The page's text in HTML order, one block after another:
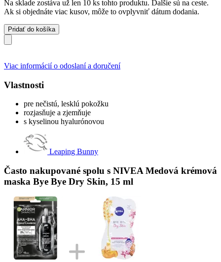
Na sklade zostáva už len 10 ks tohto produktu. Ďalšie sú na ceste.
Ak si objednáte viac kusov, môže to ovplyvniť dátum dodania.
Pridať do košíka
Viac informácií o odoslaní a doručení
Vlastnosti
pre nečistú, lesklú pokožku
rozjasňuje a zjemňuje
s kyselinou hyalurónovou
Leaping Bunny
Často nakupované spolu s NIVEA Medová krémová
maska Bye Bye Dry Skin, 15 ml